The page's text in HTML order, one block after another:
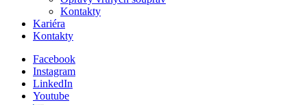
Kontakty
Kariéra
Kontakty
Facebook
Instagram
LinkedIn
Youtube